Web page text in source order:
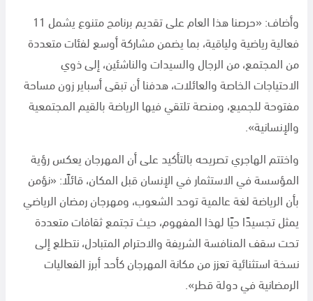
وأضاف: «حرصنا هذا العام على تقديم برنامج متنوع يشمل 11
فعالية رياضية ولياقية، بما يضمن مشاركة أوسع لفئات متعددة
من المجتمع، من الرجال والسيدات والناشئين، إلى ذوي
الاحتياجات الخاصة والعائلات، هدفنا أن تبقى أسباير زون مساحة
مفتوحة للجميع، ومنصة تلتقي فيها الرياضة بالقيم المجتمعية
والإنسانية».
واختتم الهاجري تصريحه بالتأكيد على أن المهرجان يعكس رؤية
المؤسسة في الاستثمار في الإنسان قبل المكان، قائلًا: «نؤمن
بأن الرياضة لغة عالمية توحد الشعوب، ومهرجان رمضان الرياضي
يمثل تجسيدًا حيًا لهذا المفهوم، حيث تجتمع ثقافات متعددة
تحت سقف المنافسة الشريفة والاحترام المتبادل، نتطلع إلى
نسخة استثنائية تعزز من مكانة المهرجان كأحد أبرز الفعاليات
الرمضانية في دولة قطر».